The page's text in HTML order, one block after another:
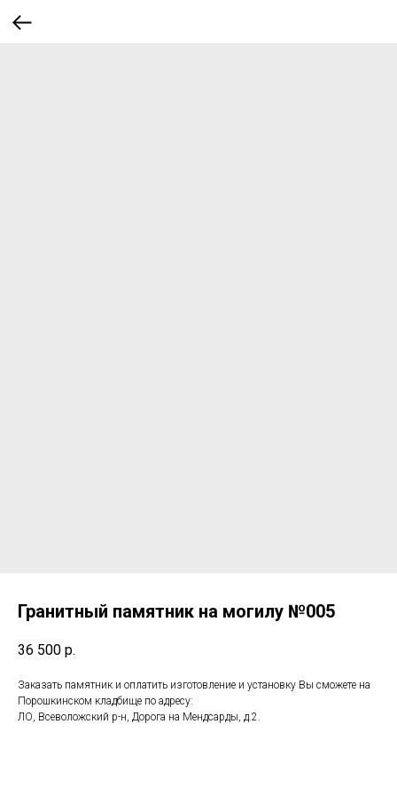
Гранитный памятник на могилу №005
36 500 р.
Заказать памятник и оплатить изготовление и установку Вы сможете на
Порошкинском кладбище по адресу:
ЛО, Всеволожский р-н, Дорога на Мендсарды, д.2.